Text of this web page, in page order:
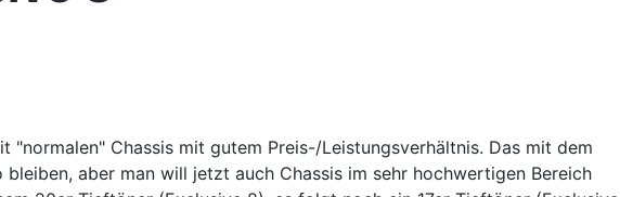
"normalen" Chassis mit gutem Preis-/Leistungsverhältnis. Das mit dem
aber man will jetzt auch Chassis im sehr hochwertigen Bereich